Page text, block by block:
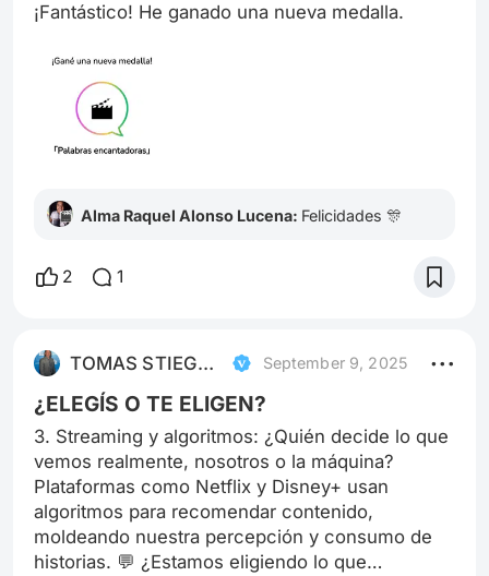
¡Fantástico! He ganado una nueva medalla.
Alma Raquel Alonso Lucena: Felicidades 🎊
2 1
TOMAS STIEGWARDT September 9, 2025
¿ELEGÍS O TE ELIGEN?
3. Streaming y algoritmos: ¿Quién decide lo que
vemos realmente, nosotros o la máquina?
Plataformas como Netflix y Disney+ usan
algoritmos para recomendar contenido,
moldeando nuestra percepción y consumo de
historias. 💬 ¿Estamos eligiendo lo que